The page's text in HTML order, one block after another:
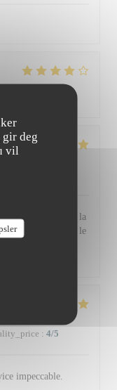
deg
vil
la maison jusqu'à la
en passant par le
et souhaitons
: 4/5
impeccable.